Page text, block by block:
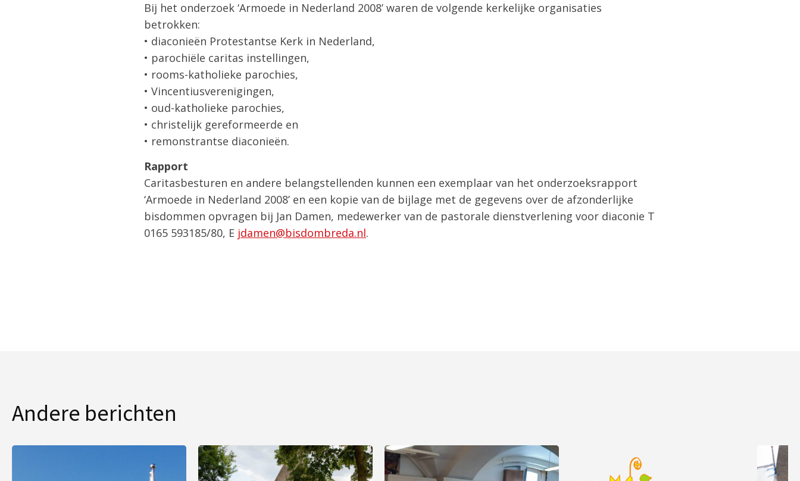
Bij het onderzoek ‘Armoede in Nederland 2008’ waren de volgende kerkelijke organisaties
betrokken:
• diaconieën Protestantse Kerk in Nederland,
• parochiële caritas instellingen,
• rooms-katholieke parochies,
• Vincentiusverenigingen,
• oud-katholieke parochies,
• christelijk gereformeerde en
• remonstrantse diaconieën.
Rapport
Caritasbesturen en andere belangstellenden kunnen een exemplaar van het onderzoeksrapport
‘Armoede in Nederland 2008’ en een kopie van de bijlage met de gegevens over de afzonderlijke
bisdommen opvragen bij Jan Damen, medewerker van de pastorale dienstverlening voor diaconie T
0165 593185/80, E jdamen@bisdombreda.nl.
Andere berichten